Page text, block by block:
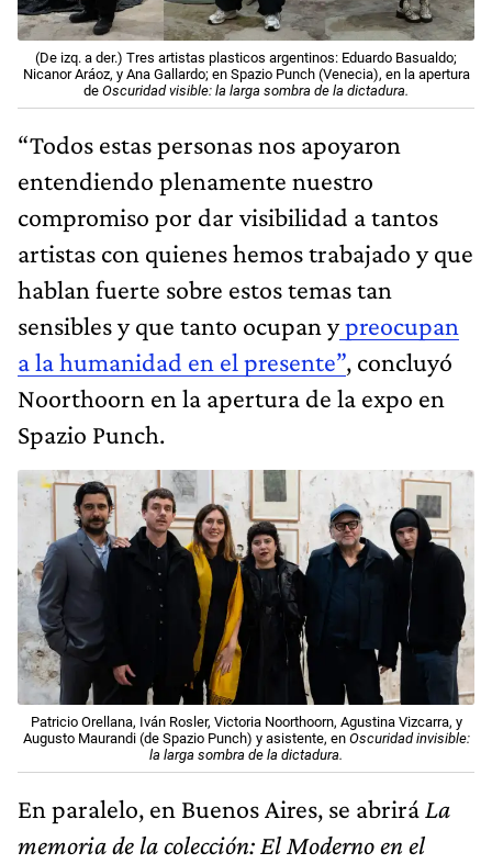
(De izq. a der.) Tres artistas plasticos argentinos: Eduardo Basualdo;
Nicanor Aráoz, y Ana Gallardo; en Spazio Punch (Venecia), en la apertura
de Oscuridad visible: la larga sombra de la dictadura.
“Todos estas personas nos apoyaron
entendiendo plenamente nuestro
compromiso por dar visibilidad a tantos
artistas con quienes hemos trabajado y que
hablan fuerte sobre estos temas tan
sensibles y que tanto ocupan ypreocupan
a la humanidad en el presente”, concluyó
Noorthoorn en la apertura de la expo en
Spazio Punch.
Patricio Orellana, Iván Rosler, Victoria Noorthoorn, Agustina Vizcarra, y
Augusto Maurandi (de Spazio Punch) y asistente, en Oscuridad invisible:
la larga sombra de la dictadura.
En paralelo, en Buenos Aires, se abrirá La
memoria de la colección: El Moderno en el